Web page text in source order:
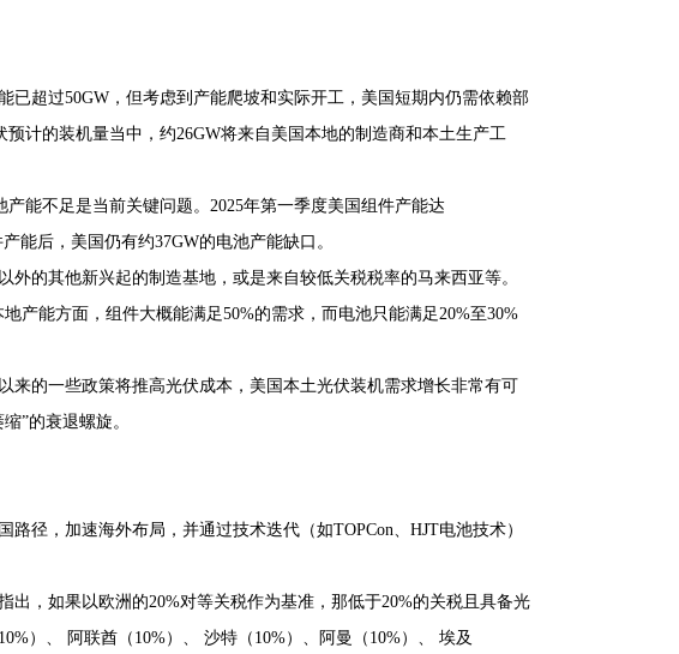
超过50GW，但考虑到产能爬坡和实际开工，美国短期内仍需依赖部
计的装机量当中，约26GW将来自美国本地的制造商和本土生产工
能不足是当前关键问题。2025年第一季度美国组件产能达
能后，美国仍有约37GW的电池产能缺口。
的其他新兴起的制造基地，或是来自较低关税税率的马来西亚等。
产能方面，组件大概能满足50%的需求，而电池只能满足20%至30%
来的一些政策将推高光伏成本，美国本土光伏装机需求增长非常有可
”的衰退螺旋。
径，加速海外布局，并通过技术迭代（如TOPCon、HJT电池技术）
，如果以欧洲的20%对等关税作为基准，那低于20%的关税且具备光
）、 阿联酋（10%）、 沙特（10%）、阿曼（10%）、 埃及